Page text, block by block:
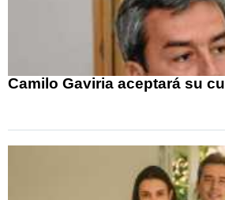
Camilo Gaviria aceptará su